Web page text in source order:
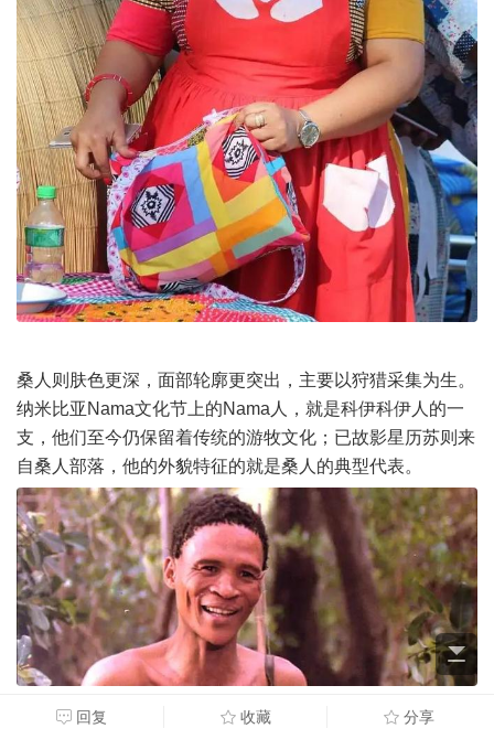
桑人则肤色更深，面部轮廓更突出，主要以狩猎采集为生。
纳米比亚Nama文化节上的Nama人，就是科伊科伊人的一
支，他们至今仍保留着传统的游牧文化；已故影星历苏则来
自桑人部落，他的外貌特征的就是桑人的典型代表。
回复 收藏 分享